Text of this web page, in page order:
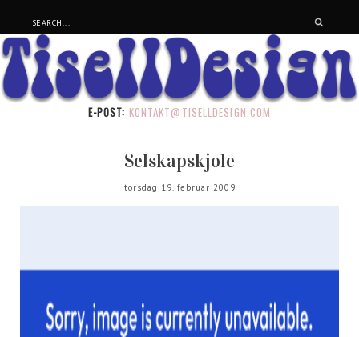
E-POST: KONTAKT@TISELLDESIGN.COM
Selskapskjole
torsdag 19. februar 2009